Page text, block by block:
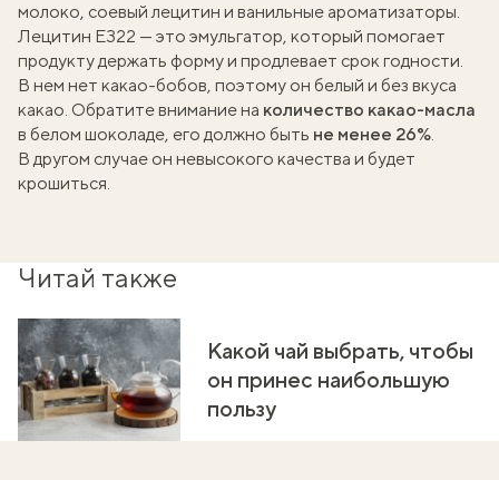
молоко, соевый лецитин и ванильные ароматизаторы.
Лецитин Е322 — это эмульгатор, который помогает
продукту держать форму и продлевает срок годности.
В нем нет какао-бобов, поэтому он белый и без вкуса
какао. Обратите внимание на количество какао-масла
в белом шоколаде, его должно быть не менее 26%.
В другом случае он невысокого качества и будет
крошиться.
Читай также
Какой чай выбрать, чтобы
он принес наибольшую
пользу